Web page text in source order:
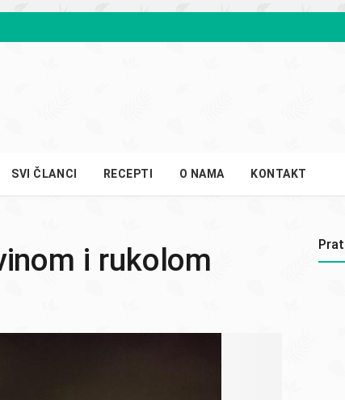
SVI ČLANCI RECEPTI O NAMA KONTAKT
i rukolom